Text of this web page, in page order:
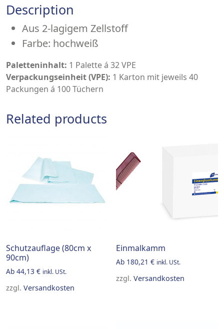
Description
Aus 2-lagigem Zellstoff
Farbe: hochweiß
Paletteninhalt: 1 Palette á 32 VPE
Verpackungseinheit (VPE): 1 Karton mit jeweils 40
Packungen á 100 Tüchern
Related products
Schutzauflage (80cm x
90cm)
Ab 44,13 € inkl. USt.
zzgl. Versandkosten
Einmalkamm
Ab 180,21€ inkl. USt.
zzgl.Versandkosten